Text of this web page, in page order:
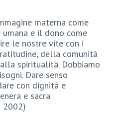
materna come
umana e il dono come
le nostre vite con i
della comunità
spiritualità. Dobbiamo
Dare senso
con dignità e
e sacra
2002)